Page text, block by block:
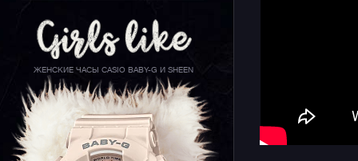
ЖЕНСКИЕ ЧАСЫ CASIO BABY-G И SHEEN
Конечно
джишоков